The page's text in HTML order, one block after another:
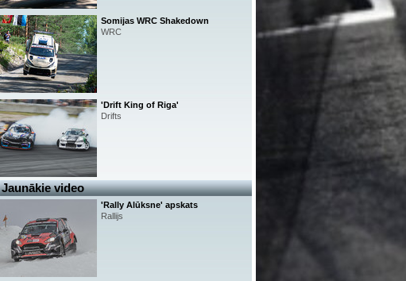
Somijas WRC Shakedown
WRC
'Drift King of Riga'
Drifts
Jaunākie video
'Rally Alūksne' apskats
Rallijs